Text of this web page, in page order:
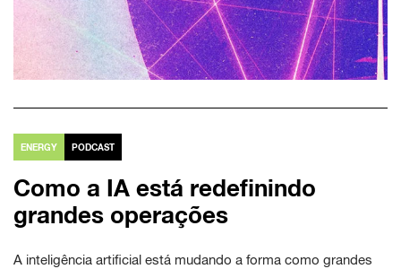
ENERGY PODCAST
Como a IA está redefinindo
grandes operações
A inteligência artificial está mudando a forma como grandes